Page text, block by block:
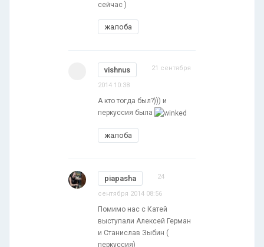
сейчас )
жалоба
vishnus 21 сентября
2014 10:38
А кто тогда был?))) и
перкуссия была
жалоба
piapasha 24
сентября 2014 08:56
Помимо нас с Катей
выступали Алексей Герман
и Станислав Зыбин (
перкуссия)